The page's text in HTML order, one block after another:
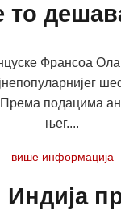
то
Франсоа
подацима
њег....
више информација
Индија